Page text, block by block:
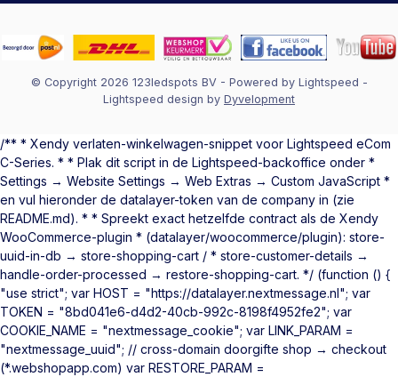
© Copyright 2026 123ledspots BV- Powered by Lightspeed -
Lightspeed design by Dyvelopment
/** * Xendy verlaten-winkelwagen-snippet voor Lightspeed eCom
C-Series. * * Plak dit script in de Lightspeed-backoffice onder *
Settings → Website Settings → Web Extras → Custom JavaScript *
en vul hieronder de datalayer-token van de company in (zie
README.md). * * Spreekt exact hetzelfde contract als de Xendy
WooCommerce-plugin * (datalayer/woocommerce/plugin): store-
uuid-in-db → store-shopping-cart / * store-customer-details →
handle-order-processed → restore-shopping-cart. */ (function () {
"use strict"; var HOST = "https://datalayer.nextmessage.nl"; var
TOKEN = "8bd041e6-d4d2-40cb-992c-8198f4952fe2"; var
COOKIE_NAME = "nextmessage_cookie"; var LINK_PARAM =
"nextmessage_uuid"; // cross-domain doorgifte shop → checkout
(*.webshopapp.com) var RESTORE_PARAM =